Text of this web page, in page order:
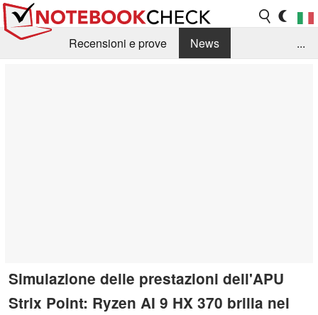
Recensioni e prove
News
...
Simulazione delle prestazioni dell'APU
Strix Point: Ryzen AI 9 HX 370 brilla nel